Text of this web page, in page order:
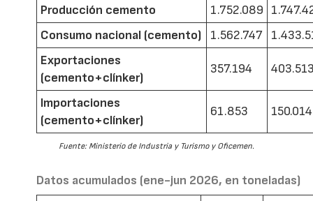
Producción cemento 1.752.089
Consumo nacional (cemento)
1.562.747
Exportaciones
(cemento+clínker)
357.194
Importaciones
(cemento+clínker)
61.853 150.014
Fuente: Ministerio de Industria y Turismo y Oficemen.
Datos acumulados (ene-jun 2026, en toneladas)